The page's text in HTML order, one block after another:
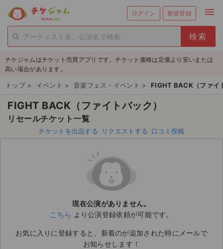
ログイン 新規登録 menu
person_add 新規会員登録
チケットを探す
新着チケット
値下げしたチケット
都道府県からチケットを探す
チケットのリクエスト一覧
ライブ・コンサート（国内）
ライブ・コンサート（海外）
チケジャムはチケット売買アプリです。チケット価格は定価より安いまたは
高い場合があります。
トップ > イベント > 音楽フェス・イベント > FIGHT BACK（ファイ
FIGHT BACK（ファイトバック）
リセールチケット一覧
チケットを出品する リクエストする 口コミ投稿
現在公演がありません。
こちら より公演登録依頼が可能です。
お気に入りに登録すると、新着のが追加された時にメールで
お知らせします！